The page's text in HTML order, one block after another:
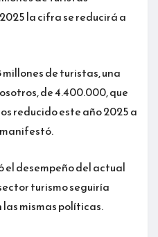
la cifra se reducirá a
de turistas, una
de 4.400.000, que
reducido este año 2025 a
el desempeño del actual
turismo seguiría
mismas políticas.